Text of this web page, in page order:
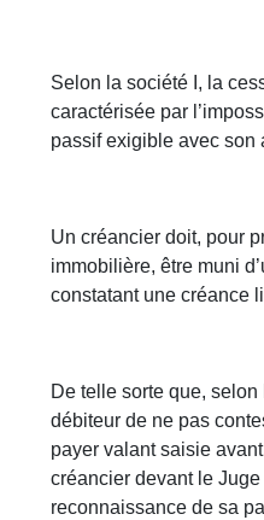
Selon la société I, la
caractérisée par
passif exigible avec son
Un créancier doit, pour
immobilière, être muni
constatant une créance
De telle sorte que,
débiteur de ne pas
payer valant saisie
créancier devant le
reconnaissance de sa